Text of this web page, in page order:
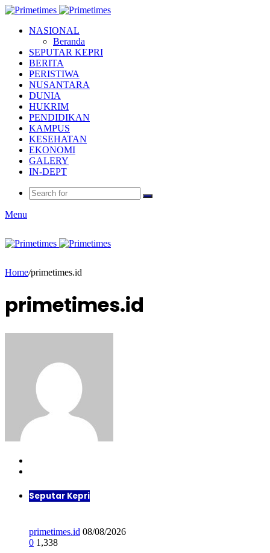
NASIONAL
Beranda
SEPUTAR KEPRI
BERITA
PERISTIWA
NUSANTARA
DUNIA
HUKRIM
PENDIDIKAN
KAMPUS
KESEHATAN
EKONOMI
GALERY
IN-DEPT
Menu
Home/primetimes.id
primetimes.id
Seputar Kepri
primetimes.id 08/08/2026
0 1,338